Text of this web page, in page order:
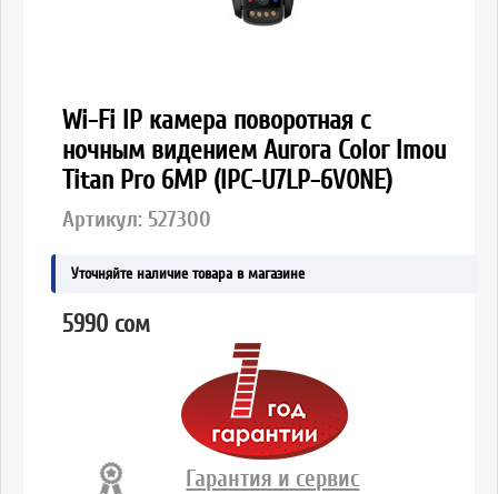
Wi-Fi IP камера поворотная с
ночным видением Aurora Color Imou
Titan Pro 6МР (IPC-U7LP-6V0NE)
Артикул: 527300
Уточняйте наличие товара в магазине
5990 сом
Гарантия и сервис